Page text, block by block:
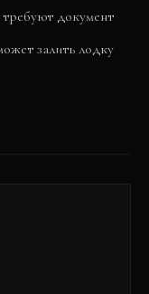
документ
залить лодку